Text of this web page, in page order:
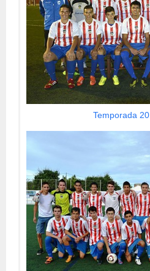
Temporada